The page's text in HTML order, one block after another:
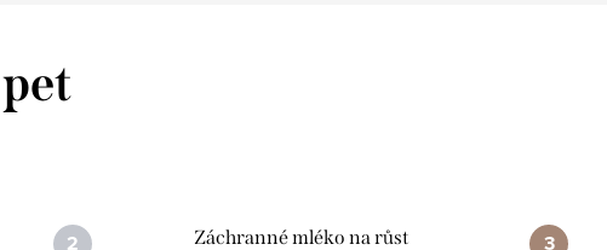
Záchranné mléko na růst